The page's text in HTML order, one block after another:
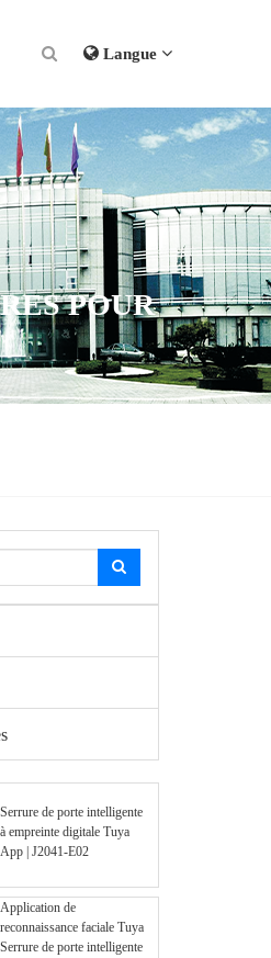
Langue
POUR
Serrure de porte intelligente
à empreinte digitale Tuya
App | J2041-E02
Application de
reconnaissance faciale Tuya
Serrure de porte intelligente